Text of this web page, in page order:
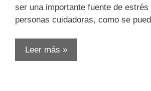
ser una importante fuente de estrés
personas cuidadoras, como se
Leer más »